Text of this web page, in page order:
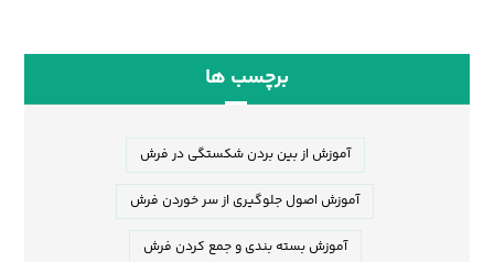
برچسب ها
آموزش از بین بردن شکستگی در فرش
آموزش اصول جلوگیری از سر خوردن فرش
آموزش بسته بندی و جمع کردن فرش